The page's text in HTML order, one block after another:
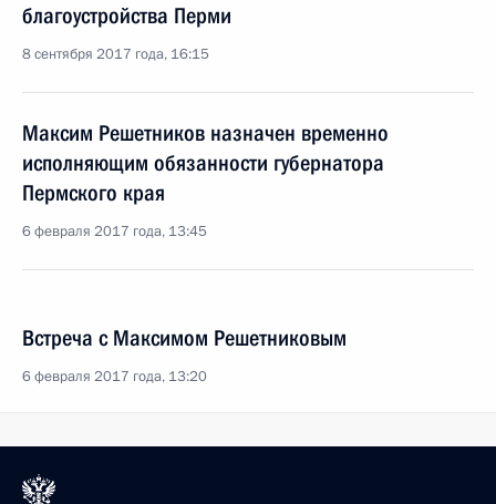
благоустройства Перми
8 сентября 2017 года, 16:15
Максим Решетников назначен временно
исполняющим обязанности губернатора
Пермского края
6 февраля 2017 года, 13:45
Встреча с Максимом Решетниковым
6 февраля 2017 года, 13:20